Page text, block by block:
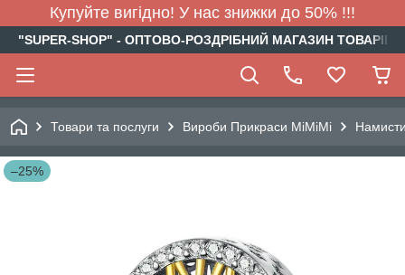
Купуйте вигідно! У нас знижки до 50% !!!
"SUPER-SHOP" - ОПТОВО-РОЗДРІБНИЙ МАГАЗИН
Товари та послуги Вироби Прикраси МіМіМі
–25%